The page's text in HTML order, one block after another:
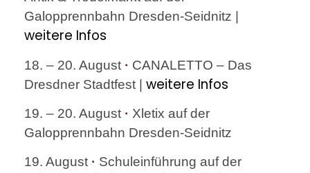
Galopprennbahn Dresden-Seidnitz |
weitere Infos
18. – 20. August · CANALETTO – Das
Dresdner Stadtfest | weitere Infos
19. – 20. August · Xletix auf der
Galopprennbahn Dresden-Seidnitz
19. August · Schuleinführung auf der